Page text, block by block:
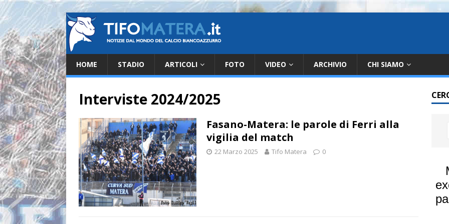
HOME STADIO ARTICOLI FOTO VIDEO ARCHIVIO CHI SIAMO
Interviste 2024/2025
Fasano-Matera: le parole di Ferri alla
vigilia del match
22 Marzo 2025 Tifo Matera 0